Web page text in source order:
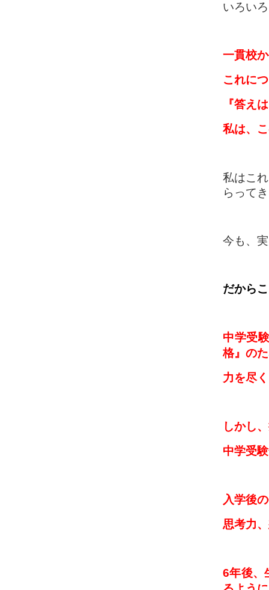
いろい
一貫校
これに
『答え
私は、
私はこ
らって
今も、
だから
中学受
格』の
力を尽
しかし
中学受
入学後
思考力
6年後、